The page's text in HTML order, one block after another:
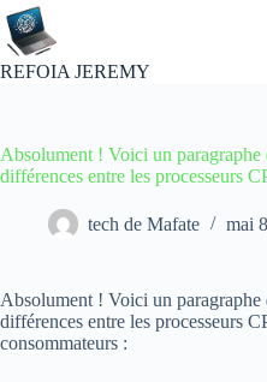
Passer
au
contenu
REFOIA JEREMY
Absolument ! Voici un paragraphe
différences entre les processeurs
tech de Mafate mai
Absolument ! Voici un paragraphe
différences entre les processeurs
consommateurs :